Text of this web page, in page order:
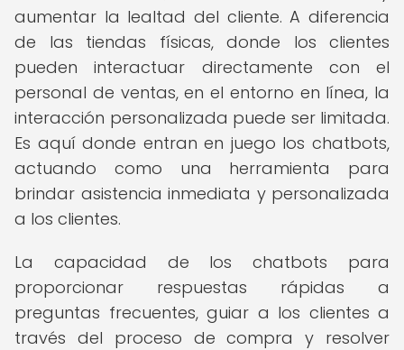
aumentar la lealtad del cliente. A diferencia
de las tiendas físicas, donde los clientes
pueden interactuar directamente con el
personal de ventas, en el entorno en línea, la
interacción personalizada puede ser limitada.
Es aquí donde entran en juego los chatbots,
actuando como una herramienta para
brindar asistencia inmediata y personalizada
a los clientes.
La capacidad de los chatbots para
proporcionar respuestas rápidas a
preguntas frecuentes, guiar a los clientes a
través del proceso de compra y resolver